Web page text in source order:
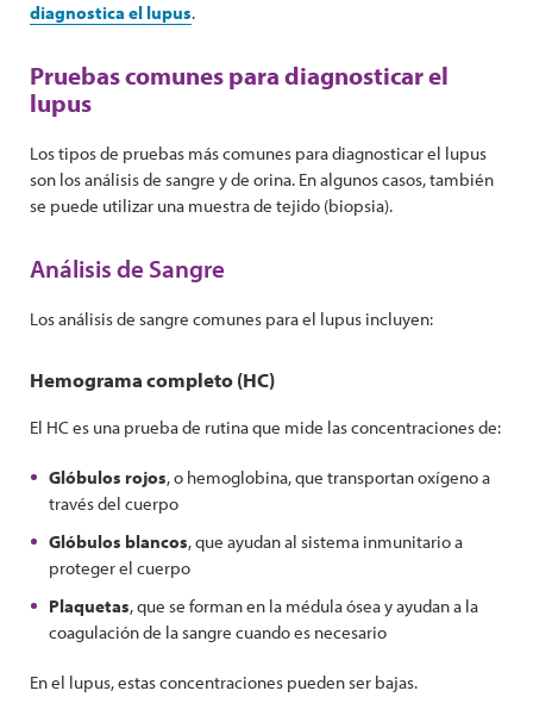
diagnostica el lupus.
Pruebas comunes para diagnosticar el
lupus
Los tipos de pruebas más comunes para diagnosticar el lupus
son los análisis de sangre y de orina. En algunos casos, también
se puede utilizar una muestra de tejido (biopsia).
Análisis de Sangre
Los análisis de sangre comunes para el lupus incluyen:
Hemograma completo (HC)
El HC es una prueba de rutina que mide las concentraciones de:
Glóbulos rojos, o hemoglobina, que transportan oxígeno a
través del cuerpo
Glóbulos blancos, que ayudan al sistema inmunitario a
proteger el cuerpo
Plaquetas, que se forman en la médula ósea y ayudan a la
coagulación de la sangre cuando es necesario
En el lupus, estas concentraciones pueden ser bajas.